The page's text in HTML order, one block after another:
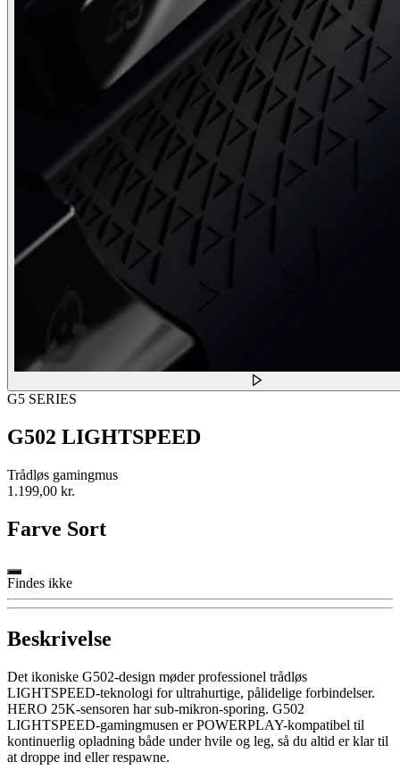
G5 SERIES
G502 LIGHTSPEED
Trådløs gamingmus
1.199,00 kr.
Farve Sort
Findes ikke
Beskrivelse
Det ikoniske G502-design møder professionel trådløs
LIGHTSPEED-teknologi for ultrahurtige, pålidelige forbindelser.
HERO 25K-sensoren har sub-mikron-sporing. G502
LIGHTSPEED-gamingmusen er POWERPLAY-kompatibel til
kontinuerlig opladning både under hvile og leg, så du altid er klar til
at droppe ind eller respawne.